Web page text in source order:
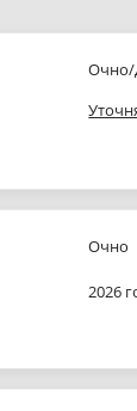
Очно/
Очно
2026